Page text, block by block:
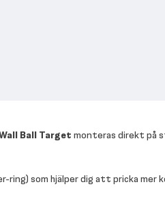
Ball Target monteras direkt på
ring) som hjälper dig att pricka